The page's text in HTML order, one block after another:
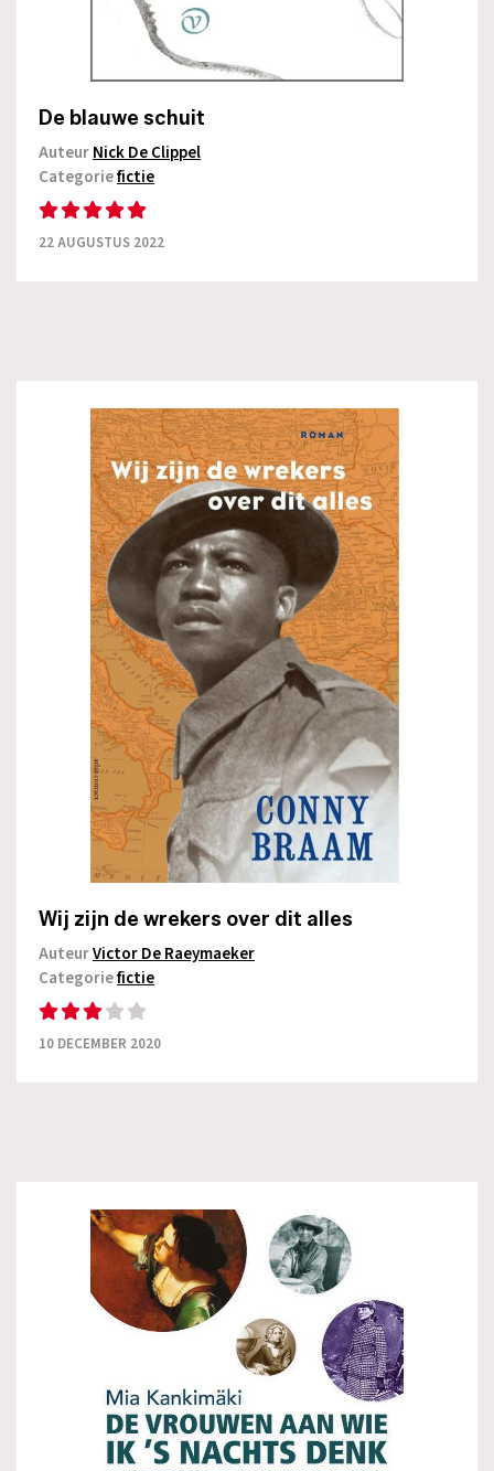
De blauwe schuit
AuteurNick De Clippel
Categoriefictie
22 AUGUSTUS 2022
Wij zijn de wrekers over dit alles
AuteurVictor De Raeymaeker
Categoriefictie
10 DECEMBER 2020